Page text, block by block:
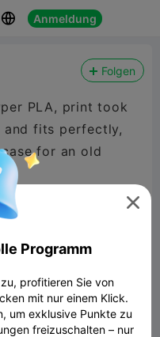
 Anmeldung
Folgen
PLA, print took
and fits perfectly,
for an old

Programm
profitieren Sie von
mit nur einem Klick.
um exklusive Punkte zu
freizuschalten – nur